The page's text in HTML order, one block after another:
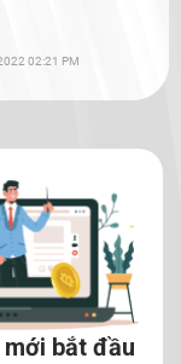
02:21 PM
bắt đầu